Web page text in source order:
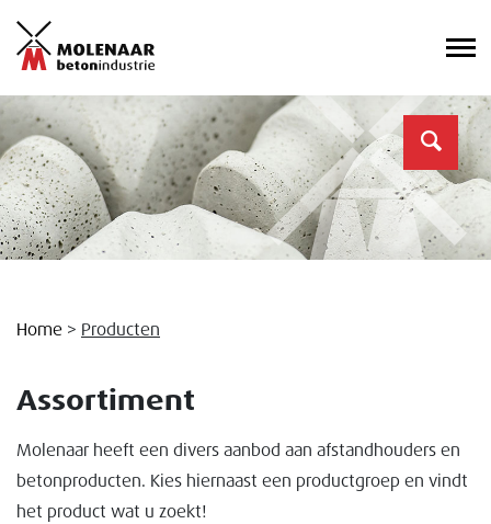
Home > Producten
Assortiment
Molenaar heeft een divers aanbod aan afstandhouders en
betonproducten. Kies hiernaast een productgroep en vindt
het product wat u zoekt!